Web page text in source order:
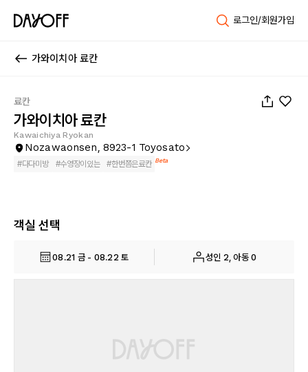
로그인/회원가입
가와이치아 료칸
료칸
가와이치아 료칸
Kawaichiya Ryokan
Nozawaonsen, 8923-1 Toyosato
#다다미방 #수영장이있는 #한번쯤은료칸 Beta
객실 선택
08.21 금 - 08.22 토 성인 2, 아동 0